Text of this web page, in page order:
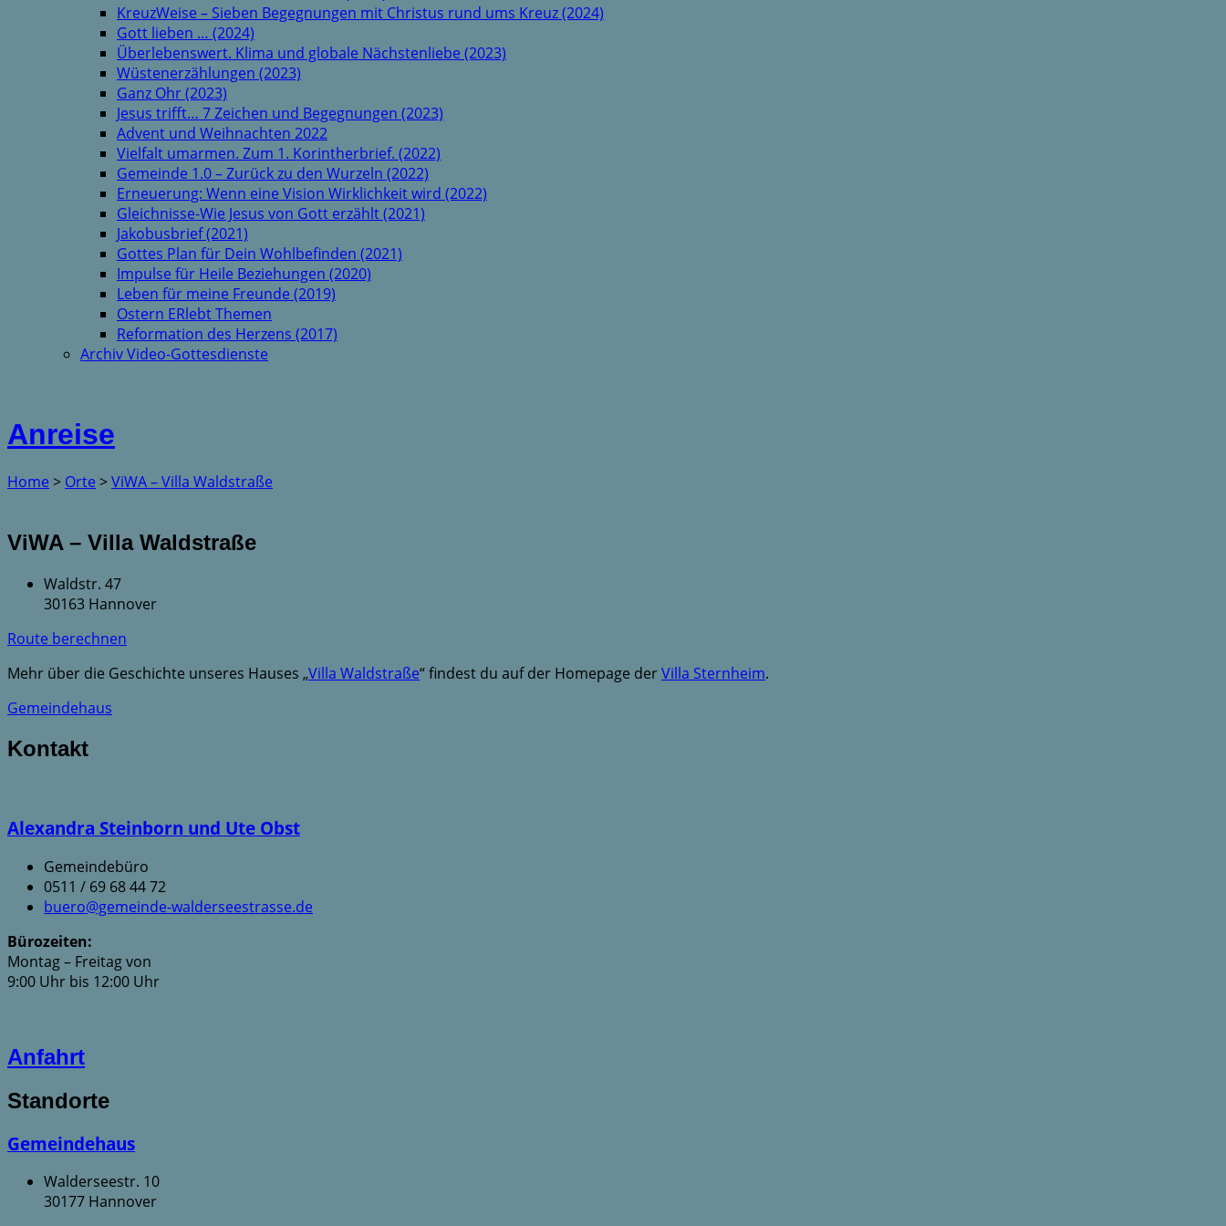
KreuzWeise – Sieben Begegnungen mit Christus rund ums Kreuz (2024)
Gott lieben … (2024)
Überlebenswert. Klima und globale Nächstenliebe (2023)
Wüstenerzählungen (2023)
Ganz Ohr (2023)
Jesus trifft… 7 Zeichen und Begegnungen (2023)
Advent und Weihnachten 2022
Vielfalt umarmen. Zum 1. Korintherbrief. (2022)
Gemeinde 1.0 – Zurück zu den Wurzeln (2022)
Erneuerung: Wenn eine Vision Wirklichkeit wird (2022)
Gleichnisse-Wie Jesus von Gott erzählt (2021)
Jakobusbrief (2021)
Gottes Plan für Dein Wohlbefinden (2021)
Impulse für Heile Beziehungen (2020)
Leben für meine Freunde (2019)
Ostern ERlebt Themen
Reformation des Herzens (2017)
Archiv Video-Gottesdienste
Anreise
Home > Orte >ViWA – Villa Waldstraße
ViWA – Villa Waldstraße
Waldstr. 47
30163 Hannover
Route berechnen
Mehr über die Geschichte unseres Hauses „Villa Waldstraße“ findest du auf der Homepage derVilla Sternheim.
Gemeindehaus
Kontakt
Alexandra Steinborn und Ute Obst
Gemeindebüro
0511 / 69 68 44 72
buero@gemeinde-walderseestrasse.de
Bürozeiten:
Montag – Freitag von
9:00 Uhr bis 12:00 Uhr
Anfahrt
Standorte
Gemeindehaus
Walderseestr. 10
30177 Hannover